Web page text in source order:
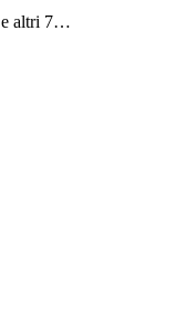
e altri 7…